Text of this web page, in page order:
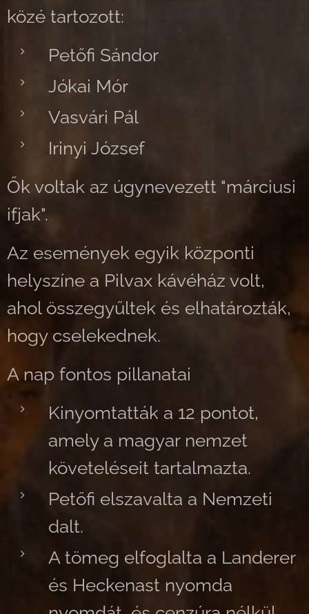
közé tartozott:
Petőfi Sándor
Jókai Mór
Vasvári Pál
Irinyi József
Ők voltak az úgynevezett "márciusi
ifjak".
Az események egyik központi
helyszíne a Pilvax kávéház volt,
ahol összegyűltek és elhatározták,
hogy cselekednek.
A nap fontos pillanatai
Kinyomtatták a 12 pontot,
amely a magyar nemzet
követeléseit tartalmazta.
Petőfi elszavalta a Nemzeti
dalt.
A tömeg elfoglalta a Landerer
és Heckenast nyomda